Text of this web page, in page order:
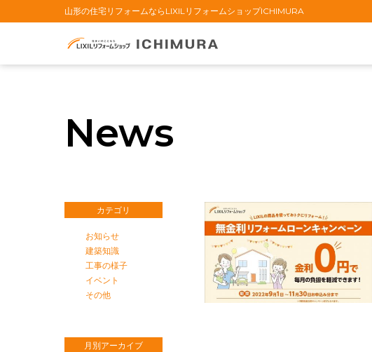
山形の住宅リフォームならLIXILリフォームショップICHIMURA
News
カテゴリ
お知らせ
建築知識
工事の様子
イベント
その他
月別アーカイブ